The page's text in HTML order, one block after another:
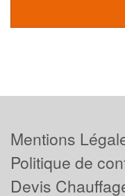
Mentions
Politique de
Devis